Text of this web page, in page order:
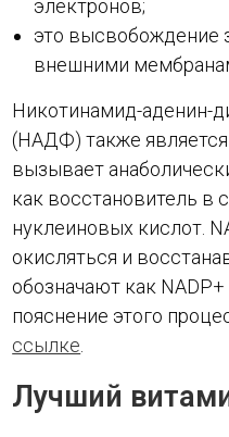
электронов;
это высвобождение
внешними
Никотинамид-аденин-
(НАДФ) также
вызывает
как восстановитель в
нуклеиновых кислот.
окисляться и
обозначают как
пояснение этого
ссылке
Лучший